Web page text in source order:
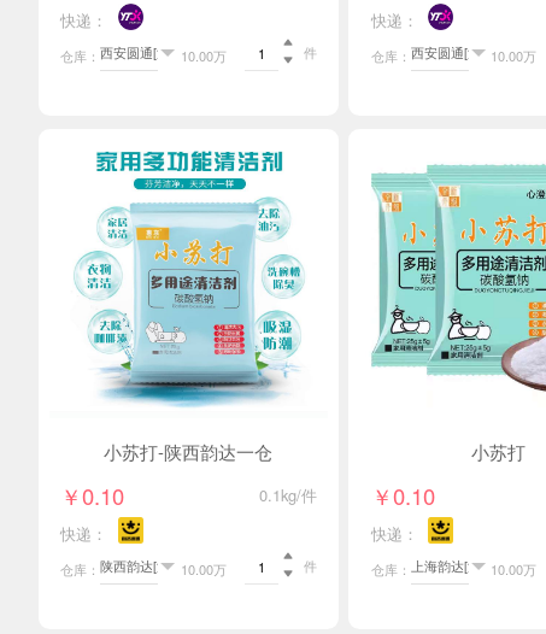
快递：
仓库： 10.00万


件
快递：
仓库： 10.00万
小苏打-陕西韵达一仓
￥0.10
0.1kg/件
快递：
仓库： 10.00万


件
小苏打
￥0.10
快递：
仓库： 10.00万